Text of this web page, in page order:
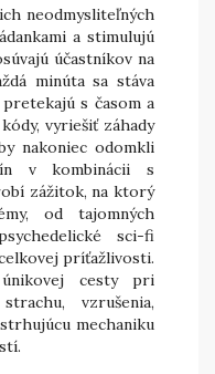
neodmysliteľných
a stimulujú
účastníkov na
minúta sa stáva
s časom a
vyriešiť záhady
nakoniec odomkli
v kombinácii s
zážitok, na ktorý
od tajomných
sci-fi
príťažlivosti.
únikovej cesty pri
vzrušenia,
mechaniku